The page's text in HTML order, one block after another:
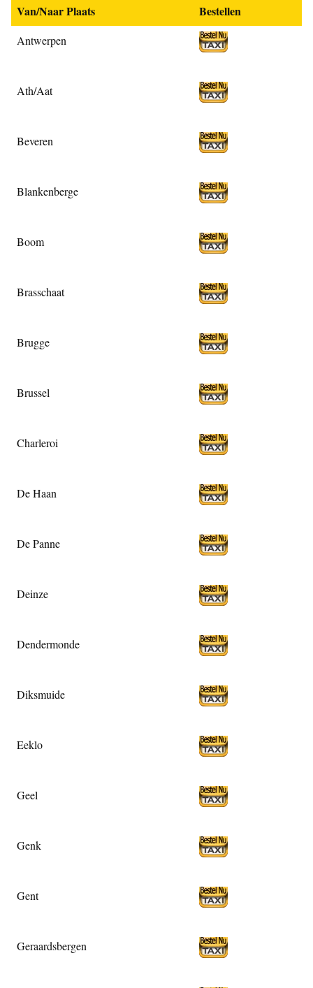
Van/Naar Plaats Bestellen
Antwerpen
Ath/Aat
Beveren
Blankenberge
Boom
Brasschaat
Brugge
Brussel
Charleroi
De Haan
De Panne
Deinze
Dendermonde
Diksmuide
Eeklo
Geel
Genk
Gent
Geraardsbergen